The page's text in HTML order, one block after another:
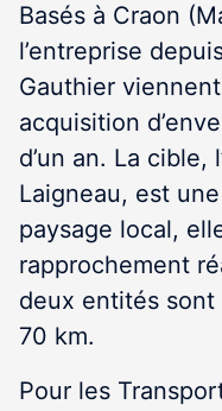
Basés à Craon
l’entreprise
Gauthier
acquisition
d’un an. La cible,
Laigneau, est
paysage local,
rapprochement
deux entités sont
70 km.
Pour les